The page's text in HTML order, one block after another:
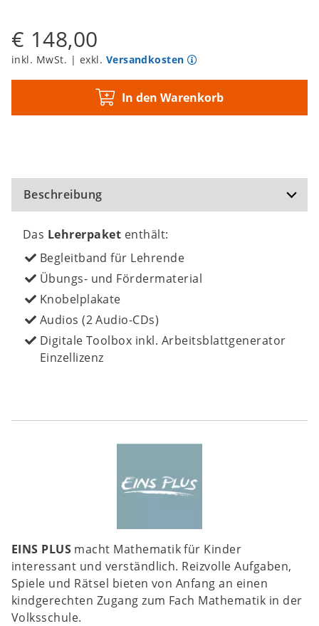
€ 148,00
inkl. MwSt. | exkl. Versandkosten
In den Warenkorb
Beschreibung
Das Lehrerpaket enthält:
Begleitband für Lehrende
Übungs- und Fördermaterial
Knobelplakate
Audios (2 Audio-CDs)
Digitale Toolbox inkl. Arbeitsblattgenerator
Einzellizenz
EINS PLUS macht Mathematik für Kinder
interessant und verständlich. Reizvolle Aufgaben,
Spiele und Rätsel bieten von Anfang an einen
kindgerechten Zugang zum Fach Mathematik in der
Volksschule.